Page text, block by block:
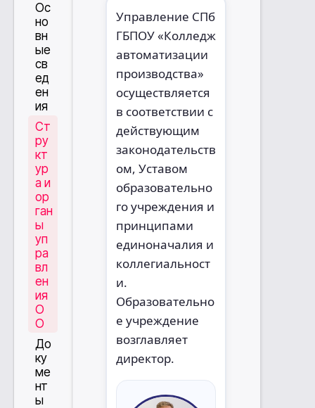
Ос
но
вн
ые
св
ед
ен
ия
Ст
ру
кт
ур
а и
ор
ган
ы
уп
ра
вл
ен
ия
О
О
До
ку
ме
нт
ы
Управление СПб
ГБПОУ «Колледж
автоматизации
производства»
осуществляется
в соответствии с
действующим
законодательств
ом, Уставом
образовательно
го учреждения и
принципами
единоначалия и
коллегиальност
и.
Образовательно
е учреждение
возглавляет
директор.